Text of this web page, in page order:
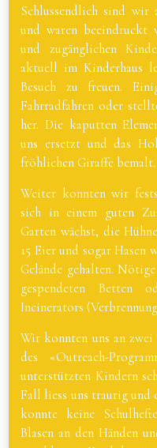
Schlussendlich sind
und waren beeindruckt
und zugänglichen
aktuell im Kinderhaus
Besuch zu freuen.
Fahrradfahren oder
her. Die kaputten
uns ersetzt und das
fröhlichen Giraffe bemalt.
Weiter konnten wir
sich in einem guten
Garten wächst, die
15 Eier und sogar Hasen
Gelände gehalten.
gespendeten Betten
Incinerators
Wir konnten uns an
des «Outreach-
unterstützten Kindern
Fall liess uns traurig und
konnte keine
Blasen an den Händen